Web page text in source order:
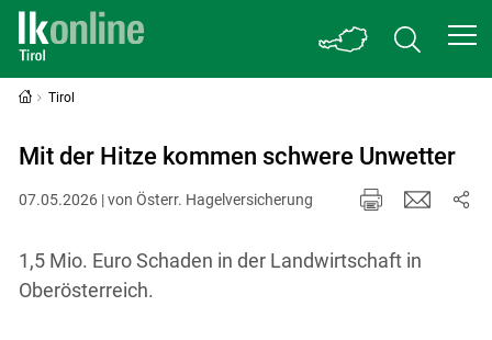
Tirol
Mit der Hitze kommen schwere Unwetter
07.05.2026 | von Österr. Hagelversicherung
1,5 Mio. Euro Schaden in der Landwirtschaft in
Oberösterreich.